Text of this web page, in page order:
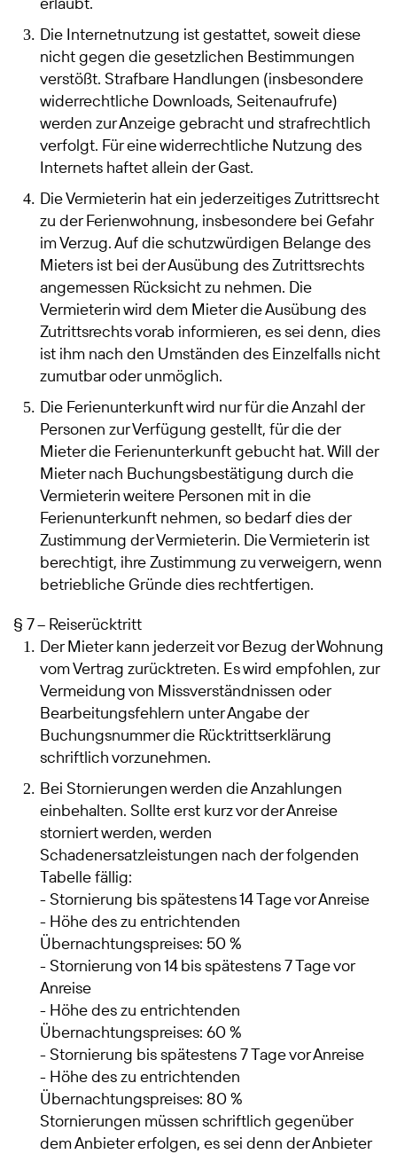
Die Internetnutzung ist gestattet, soweit diese
nicht gegen die gesetzlichen Bestimmungen
verstößt. Strafbare Handlungen (insbesondere
widerrechtliche Downloads, Seitenaufrufe)
werden zur Anzeige gebracht und strafrechtlich
verfolgt. Für eine widerrechtliche Nutzung des
Internets haftet allein der Gast.
Die Vermieterin hat ein jederzeitiges Zutrittsrecht
zu der Ferienwohnung, insbesondere bei Gefahr
im Verzug. Auf die schutzwürdigen Belange des
Mieters ist bei der Ausübung des Zutrittsrechts
angemessen Rücksicht zu nehmen. Die
Vermieterin wird dem Mieter die Ausübung des
Zutrittsrechts vorab informieren, es sei denn, dies
ist ihm nach den Umständen des Einzelfalls nicht
zumutbar oder unmöglich.
Die Ferienunterkunft wird nur für die Anzahl der
Personen zur Verfügung gestellt, für die der
Mieter die Ferienunterkunft gebucht hat. Will der
Mieter nach Buchungsbestätigung durch die
Vermieterin weitere Personen mit in die
Ferienunterkunft nehmen, so bedarf dies der
Zustimmung der Vermieterin. Die Vermieterin ist
berechtigt, ihre Zustimmung zu verweigern, wenn
betriebliche Gründe dies rechtfertigen.
§ 7 – Reiserücktritt
Der Mieter kann jederzeit vor Bezug der Wohnung
vom Vertrag zurücktreten. Es wird empfohlen, zur
Vermeidung von Missverständnissen oder
Bearbeitungsfehlern unter Angabe der
Buchungsnummer die Rücktrittserklärung
schriftlich vorzunehmen.
​Bei Stornierungen werden die Anzahlungen
einbehalten. Sollte erst kurz vor der Anreise
storniert werden, werden
Schadenersatzleistungen nach der folgenden
Tabelle fällig:
- Stornierung bis spätestens 14 Tage vor Anreise
- Höhe des zu entrichtenden
Übernachtungspreises: 50 %
- Stornierung von 14 bis spätestens 7 Tage vor
Anreise
- Höhe des zu entrichtenden
Übernachtungspreises: 60 %
- Stornierung bis spätestens 7 Tage vor Anreise
- Höhe des zu entrichtenden
Übernachtungspreises: 80 %
Stornierungen müssen schriftlich gegenüber
dem Anbieter erfolgen, es sei denn der Anbieter